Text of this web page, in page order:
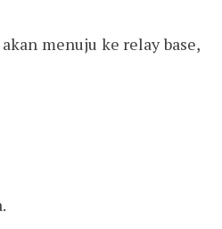
menuju ke relay base,